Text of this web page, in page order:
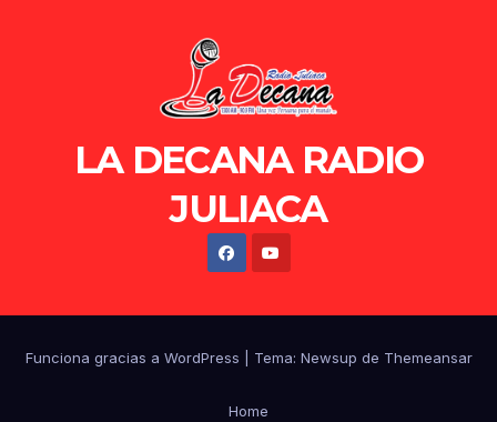
LA DECANA RADIO
JULIACA
Funciona gracias a WordPress Tema: Newsup de Themeansar
Home